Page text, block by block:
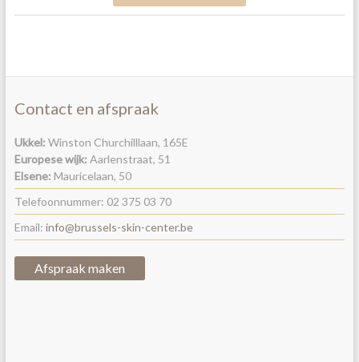
Contact en afspraak
Ukkel: Winston Churchilllaan, 165E
Europese wijk: Aarlenstraat, 51
Elsene: Mauricelaan, 50
Telefoonnummer: 02 375 03 70
Email: info@brussels-skin-center.be
Afspraak maken